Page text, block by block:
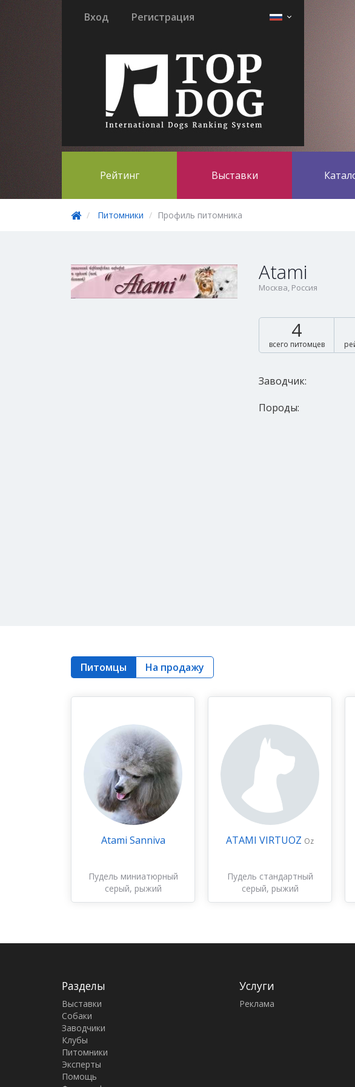
Вход Регистрация
Рейтинг Выставки
Питомники Профиль питомника
Atami
Москва, Россия
4
всего питомцев
Заводчик:
Породы:
Питомцы На продажу
Atami Sanniva
Пудель миниатюрный
серый, рыжий
ATAMI VIRTUOZ Oz
Пудель стандартный
серый, рыжий
Разделы
Выставки
Собаки
Заводчики
Клубы
Питомники
Эксперты
Помощь
Услуги
Реклама